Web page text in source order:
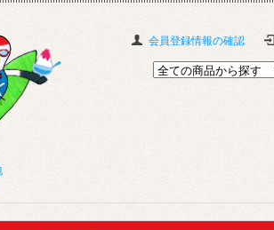
会員登録情報の確認